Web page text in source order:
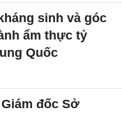
sinh và góc
ẩm thực tỷ
Quốc
đốc Sở